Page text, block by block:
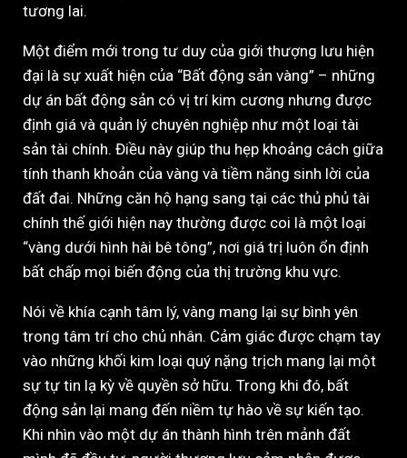
tương lai.
Một điểm mới trong tư duy của giới thượng lưu hiện
đại là sự xuất hiện của “Bất động sản vàng” – những
dự án bất động sản có vị trí kim cương nhưng được
định giá và quản lý chuyên nghiệp như một loại tài
sản tài chính. Điều này giúp thu hẹp khoảng cách giữa
tính thanh khoản của vàng và tiềm năng sinh lời của
đất đai. Những căn hộ hạng sang tại các thủ phủ tài
chính thế giới hiện nay thường được coi là một loại
“vàng dưới hình hài bê tông”, nơi giá trị luôn ổn định
bất chấp mọi biến động của thị trường khu vực.
Nói về khía cạnh tâm lý, vàng mang lại sự bình yên
trong tâm trí cho chủ nhân. Cảm giác được chạm tay
vào những khối kim loại quý nặng trịch mang lại một
sự tự tin lạ kỳ về quyền sở hữu. Trong khi đó, bất
động sản lại mang đến niềm tự hào về sự kiến tạo.
Khi nhìn vào một dự án thành hình trên mảnh đất